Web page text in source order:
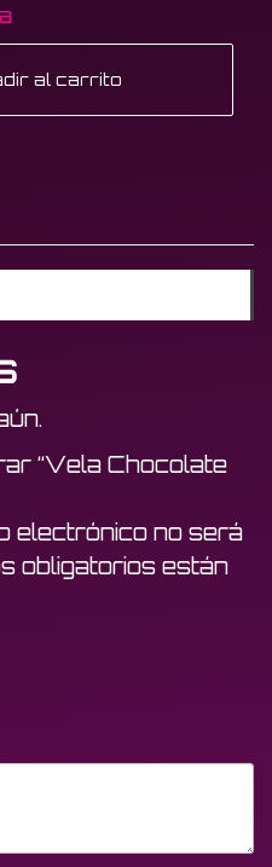
al carrito
“Vela Chocolate
electrónico no será
obligatorios están